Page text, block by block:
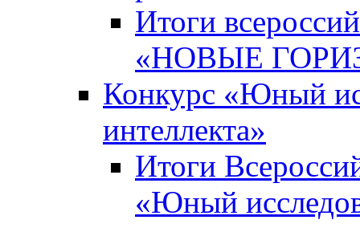
Итоги
«НОВЫЕ
Конкурс «Юный
интеллекта»
Итоги
«Юный